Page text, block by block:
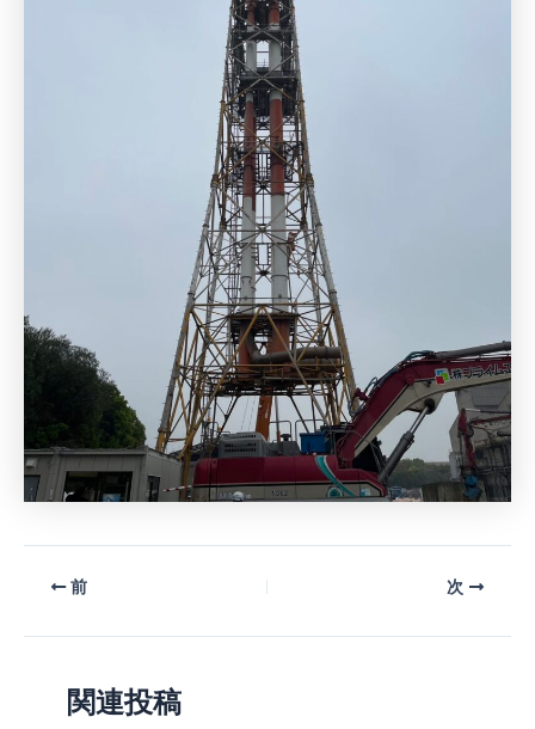
前 次
関連投稿